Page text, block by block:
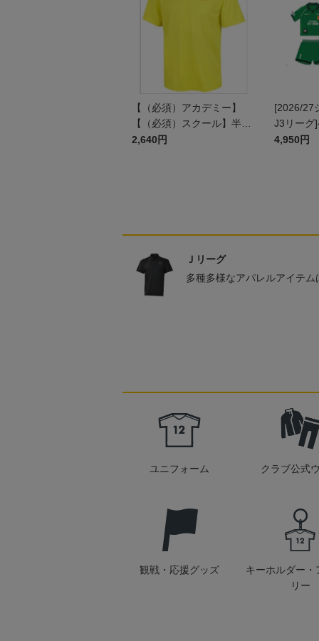
【（必須）アカデミー】
【（必須）スクール】半袖
プラクティスシャツ JR
2,640円
[2026/27
J3リーグ]
ム上下セ
4,950円
Ｊリーグ
多種多様なアパレルアイテム
ユニフォーム クラブ公式
観戦・応援グッズ
キーホルダー・
リー